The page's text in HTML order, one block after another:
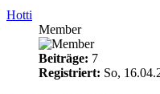
Hotti
Member
Beiträge: 7
Registriert: So,